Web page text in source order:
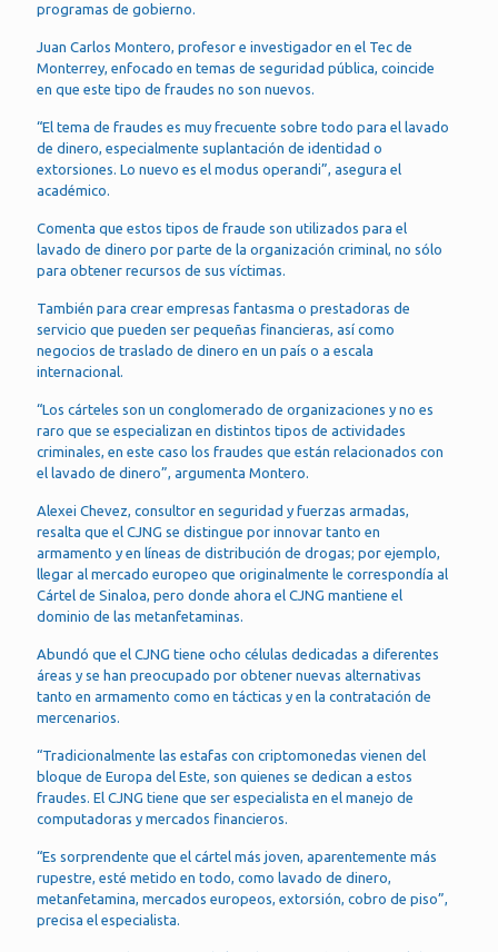
programas de gobierno.
Juan Carlos Montero, profesor e investigador en el Tec de
Monterrey, enfocado en temas de seguridad pública, coincide
en que este tipo de fraudes no son nuevos.
“El tema de fraudes es muy frecuente sobre todo para el lavado
de dinero, especialmente suplantación de identidad o
extorsiones. Lo nuevo es el modus operandi”, asegura el
académico.
Comenta que estos tipos de fraude son utilizados para el
lavado de dinero por parte de la organización criminal, no sólo
para obtener recursos de sus víctimas.
También para crear empresas fantasma o prestadoras de
servicio que pueden ser pequeñas financieras, así como
negocios de traslado de dinero en un país o a escala
internacional.
“Los cárteles son un conglomerado de organizaciones y no es
raro que se especializan en distintos tipos de actividades
criminales, en este caso los fraudes que están relacionados con
el lavado de dinero”, argumenta Montero.
Alexei Chevez, consultor en seguridad y fuerzas armadas,
resalta que el CJNG se distingue por innovar tanto en
armamento y en líneas de distribución de drogas; por ejemplo,
llegar al mercado europeo que originalmente le correspondía al
Cártel de Sinaloa, pero donde ahora el CJNG mantiene el
dominio de las metanfetaminas.
Abundó que el CJNG tiene ocho células dedicadas a diferentes
áreas y se han preocupado por obtener nuevas alternativas
tanto en armamento como en tácticas y en la contratación de
mercenarios.
“Tradicionalmente las estafas con criptomonedas vienen del
bloque de Europa del Este, son quienes se dedican a estos
fraudes. El CJNG tiene que ser especialista en el manejo de
computadoras y mercados financieros.
“Es sorprendente que el cártel más joven, aparentemente más
rupestre, esté metido en todo, como lavado de dinero,
metanfetamina, mercados europeos, extorsión, cobro de piso”,
precisa el especialista.